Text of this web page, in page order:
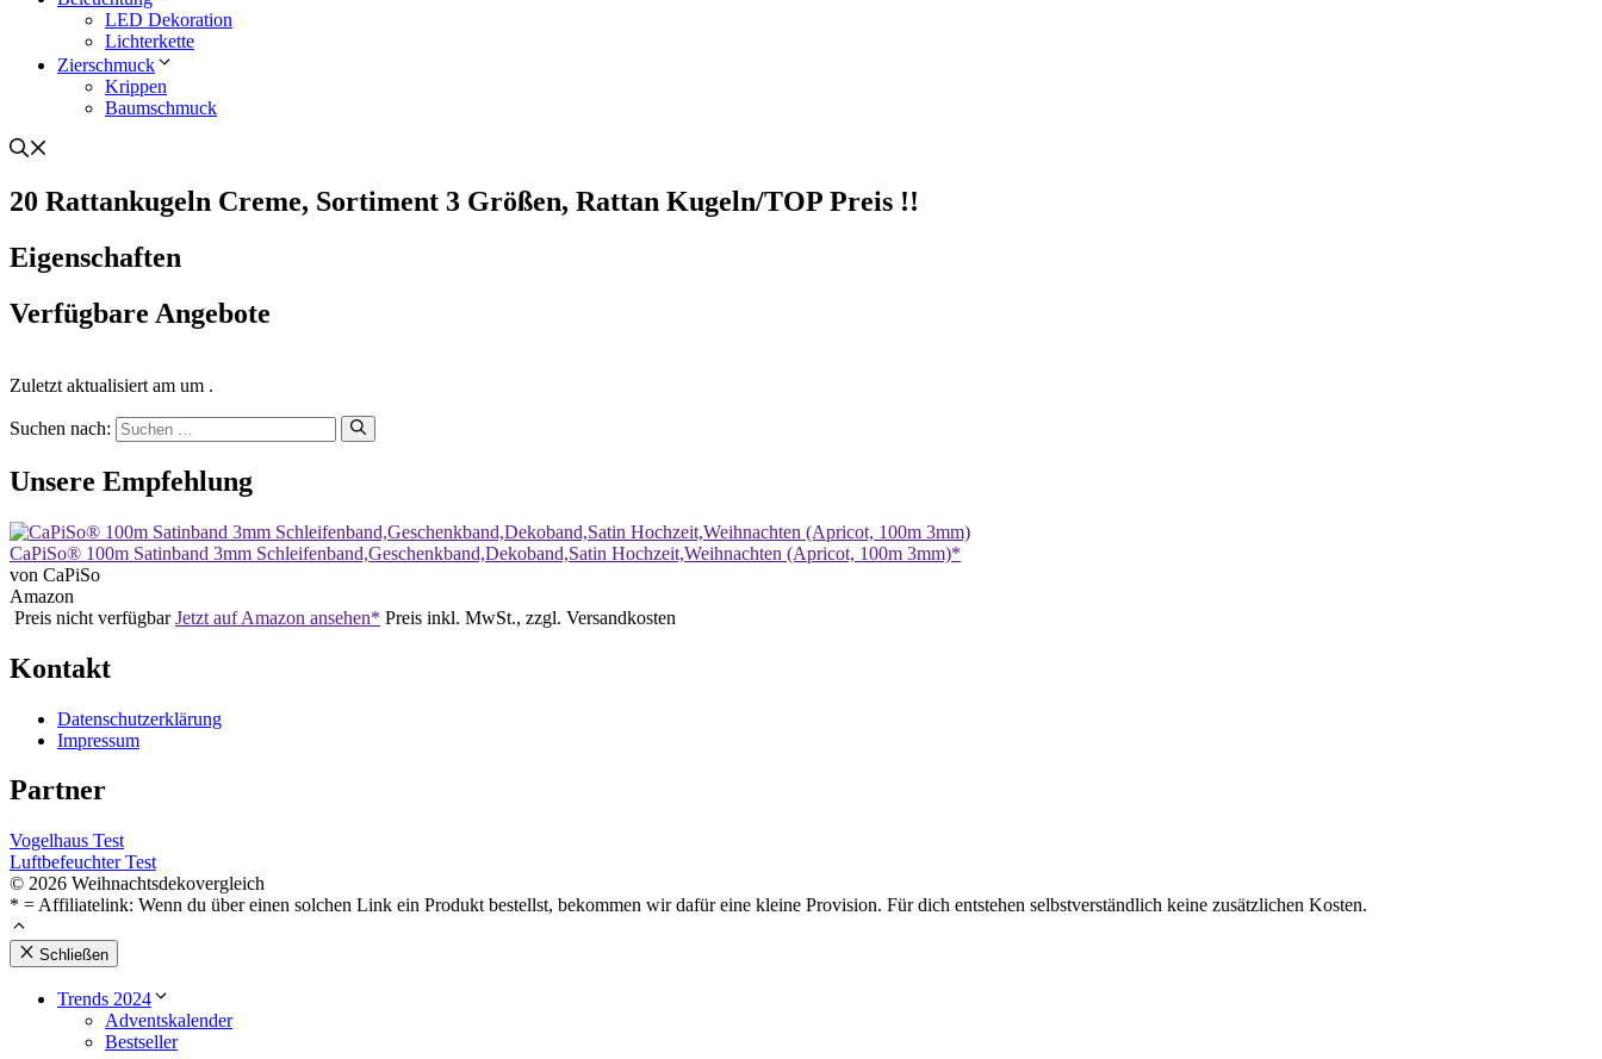
LED Dekoration
Lichterkette
Zierschmuck
Krippen
Baumschmuck
20 Rattankugeln Creme, Sortiment 3 Größen, Rattan Kugeln/TOP Preis !!
Eigenschaften
Verfügbare Angebote
Zuletzt aktualisiert am um .
Suchen nach:
Unsere Empfehlung
CaPiSo® 100m Satinband 3mm Schleifenband,Geschenkband,Dekoband,Satin Hochzeit,Weihnachten (Apricot, 100m 3mm)*
von CaPiSo
Amazon
Preis nicht verfügbar Jetzt auf Amazon ansehen* Preis inkl. MwSt., zzgl. Versandkosten
Kontakt
Datenschutzerklärung
Impressum
Partner
Vogelhaus Test
Luftbefeuchter Test
© 2026 Weihnachtsdekovergleich
* = Affiliatelink: Wenn du über einen solchen Link ein Produkt bestellst, bekommen wir dafür eine kleine Provision. Für dich entstehen selbstverständlich keine zusätzlichen Kosten.
Schließen
Trends 2024
Adventskalender
Bestseller